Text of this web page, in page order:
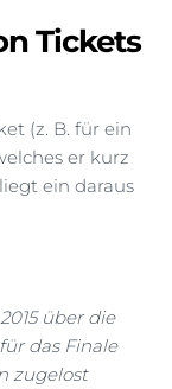
Tickets
(z. B. für ein
er kurz
ein daraus
über die
das Finale
zugelost